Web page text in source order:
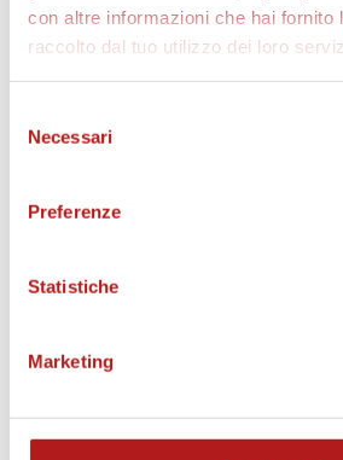
con altre informazioni che hai fornito
raccolto dal tuo utilizzo dei loro
delNecessari
Preferenze
Statistiche
Marketing